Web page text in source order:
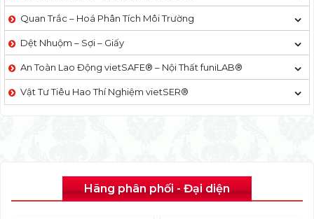
Quan Trắc – Hoá Phân Tích Môi Trường
Dệt Nhuộm – Sợi – Giấy
An Toàn Lao Động vietSAFE® – Nội Thất funiLAB®
Vật Tư Tiêu Hao Thí Nghiệm vietSER®
Hãng phân phối - Đại diện